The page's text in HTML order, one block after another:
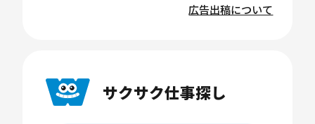
広告出稿について
サクサク仕事探し